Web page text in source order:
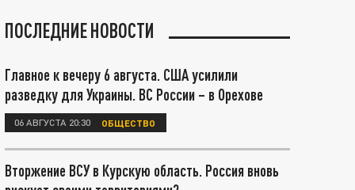
ПОСЛЕДНИЕ НОВОСТИ
Главное к вечеру 6 августа. США усилили
разведку для Украины. ВС России – в Орехове
06 АВГУСТА 20:30 ОБЩЕСТВО
Вторжение ВСУ в Курскую область. Россия вновь